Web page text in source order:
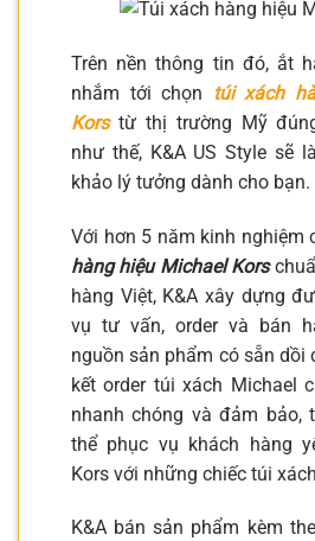
Trên nền thông tin đó, ắt
nhắm tới chọn
túi xách
Korstừ thị trường Mỹ
như thế, K&A US Style sẽ
khảo lý tưởng dành cho bạn.
Với hơn 5 năm kinh nghiệm
hàng hiệu Michael Kors
hàng Việt, K&A xây dựng
vụ tư vấn, order và bán
nguồn sản phẩm có sẵn dồi
kết order túi xách Michael
nhanh chóng và đảm bảo,
thể phục vụ khách hàng
Kors với những chiếc túi
K&A bán sản phẩm kèm